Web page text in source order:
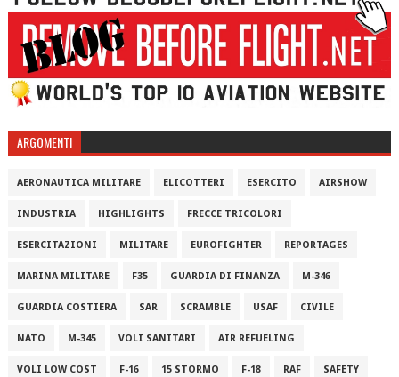
ARGOMENTI
AERONAUTICA MILITARE ELICOTTERI ESERCITO AIRSHOW
INDUSTRIA HIGHLIGHTS FRECCE TRICOLORI
ESERCITAZIONI MILITARE EUROFIGHTER REPORTAGES
MARINA MILITARE F35 GUARDIA DI FINANZA M-346
GUARDIA COSTIERA SAR SCRAMBLE USAF CIVILE
NATO M-345 VOLI SANITARI AIR REFUELING
VOLI LOW COST F-16 15 STORMO F-18 RAF SAFETY